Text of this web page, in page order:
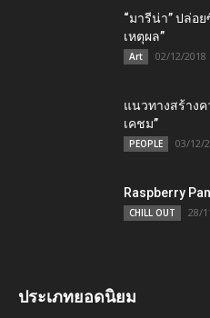
“มารีน่า” ปล่อ
เหตุผล”
Art 02/12/2018
แนวทางสร้างค
เคชม”
PEOPLE 03/12/
Raspberry
CHILL OUT 28/
ประเภทยอดนิยม